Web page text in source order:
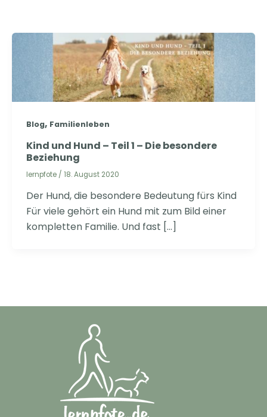
Blog, Familienleben
Kind und Hund – Teil 1 – Die besondere
Beziehung
lernpfote / 18. August 2020
Der Hund, die besondere Bedeutung fürs Kind
Für viele gehört ein Hund mit zum Bild einer
kompletten Familie. Und fast […]